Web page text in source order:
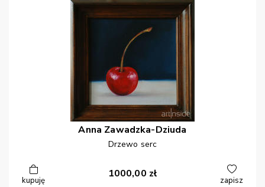
Anna Zawadzka-Dziuda
Drzewo serc
kupuję
1000,00 zł
zapisz